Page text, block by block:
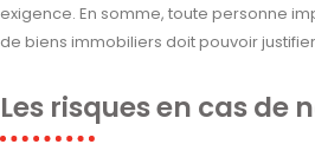
exigence. En somme, toute personne
de biens immobiliers doit pouvoir
Les risques en cas